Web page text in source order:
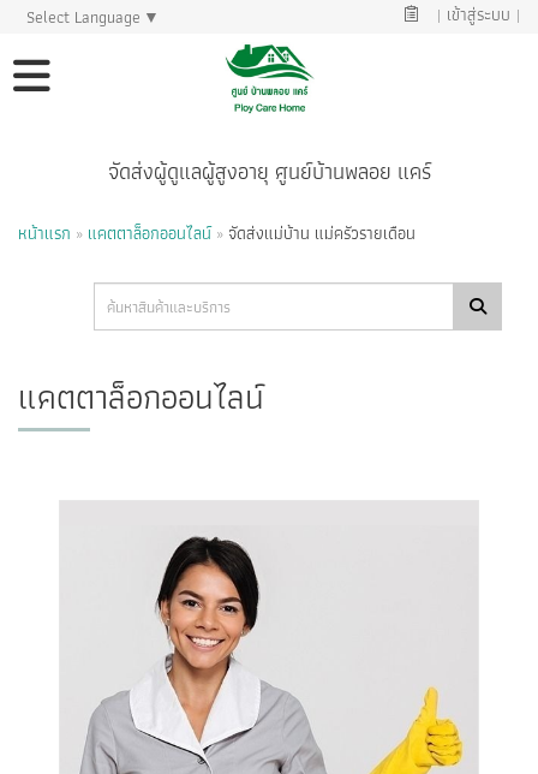
Select Language ▼ | เข้าสู่ระบบ |
จัดส่งผู้ดูแลผู้สูงอายุ ศูนย์บ้านพลอย แคร์
หน้าแรก » แคตตาล็อกออนไลน์» จัดส่งแม่บ้าน แม่ครัวรายเดือน
แคตตาล็อกออนไลน์